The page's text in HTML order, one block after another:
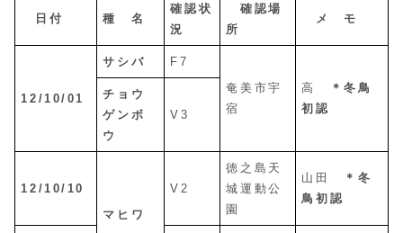
日付 種 名
確認状
況
確認場
所
メ モ
12/10/01
サシバ
F7
奄美市宇
宿
高
＊冬鳥
初認
チョウ
ゲンボ
ウ
V3
12/10/10
マヒワ
V2
徳之島天
城運動公
園
山田
＊冬
鳥初認